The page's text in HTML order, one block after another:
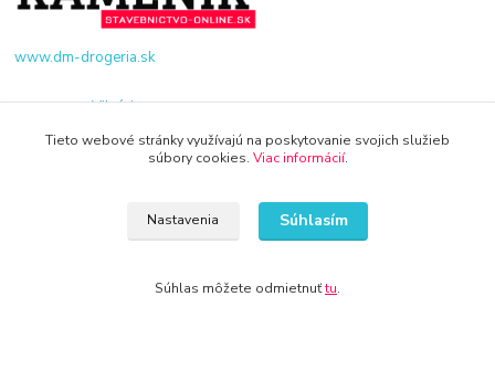
www.dm-drogeria.sk
Viktória
+421 940 949 000
Tieto webové stránky využívajú na poskytovanie svojich služieb
súbory cookies. Viac informácií.
Nastavenia Súhlasím
Súhlas môžete odmietnuťtu.